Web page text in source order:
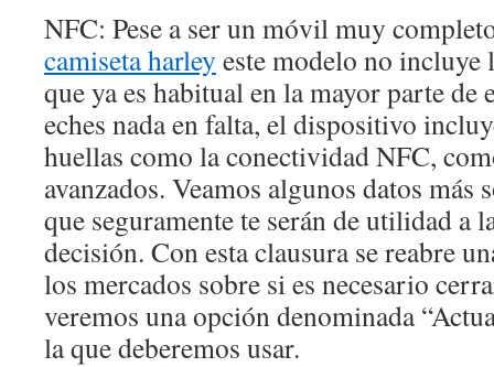
NFC: Pese a ser un móvil muy
camiseta harley este modelo no
que ya es habitual en la mayor parte de
eches nada en falta, el dispositivo
huellas como la conectividad NFC,
avanzados. Veamos algunos datos más
que seguramente te serán de utilidad a
decisión. Con esta clausura se reabre
los mercados sobre si es necesario
veremos una opción denominada
la que deberemos usar.